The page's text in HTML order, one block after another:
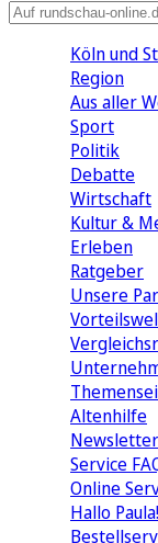
Köln und
Region
Aus aller
Sport
Politik
Debatte
Wirtschaft
Kultur &
Erleben
Ratgeber
Unsere
Altenhilfe
Newsletter
Service
Online
Hallo Paula!